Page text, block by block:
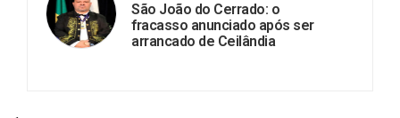
São João do Cerrado: o
fracasso anunciado após ser
arrancado de Ceilândia